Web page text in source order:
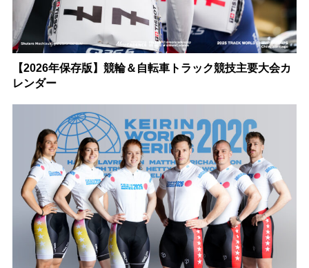
【2026年保存版】競輪＆自転車トラック競技主要大会カ
レンダー